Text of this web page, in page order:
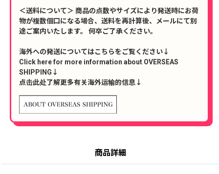
＜送料について＞ 商品の点数やサイズにより発送時にお荷
物が複数個口になる場合、送料を再計算後、メールにて別
途ご案内いたします。 何卒ご了承ください。
海外への発送についてはこちらをご覧ください↓
Click here for more information about OVERSEAS
SHIPPING↓
点击此处了解更多有关海外运输的信息↓
商品詳細